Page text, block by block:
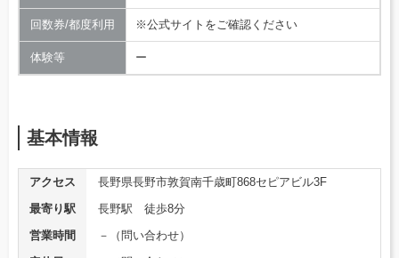
回数券/都度利用 ※公式サイトをご確認ください
体験等 ー
基本情報
アクセス
長野県長野市敦賀南千歳町868セピアビル3F
最寄り駅
長野駅 徒歩8分
営業時間
－（問い合わせ）